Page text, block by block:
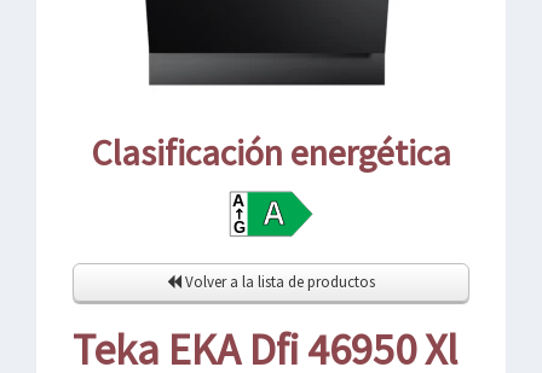
Clasificación energética
Volver a la lista de productos
Teka EKA Dfi 46950 Xl